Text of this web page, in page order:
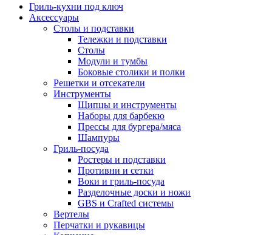
Гриль-кухни под ключ
Аксессуары
Столы и подставки
Тележки и подставки
Столы
Модули и тумбы
Боковые столики и полки
Решетки и отсекатели
Инструменты
Щипцы и инструменты
Наборы для барбекю
Прессы для бургера/мяса
Шампуры
Гриль-посуда
Ростеры и подставки
Противни и сетки
Воки и гриль-посуда
Разделочные доски и ножи
GBS и Crafted системы
Вертелы
Перчатки и рукавицы